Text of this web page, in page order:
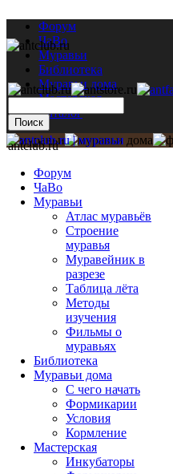
Форум
ЧаВо
Муравьи
Библиотека
Муравьи дома
Мастерская
Каталог
antclub.ru
Форум
ЧаВо
Муравьи
Атлас муравьёв
Строение
муравья
Муравейник в
разрезе
Таблица лёта
Методы
изучения
Фильмы о
муравьях
Библиотека
Муравьи дома
С чего начать
Формикарии
Условия
Кормление
Мастерская
Инкубаторы